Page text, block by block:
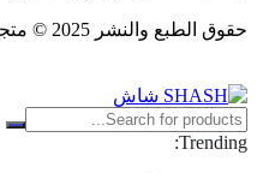
حقوق الطبع والنشر 2025 © متجر شاش الإلكتروني. جميع الحقوق محفوظة.
Trending: